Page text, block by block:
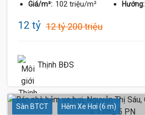
Giá/m²: 102 triệu/m² Hướng:
12 tỷ 12 tỷ 200 triệu
Thịnh BĐS
Sàn BTCT Hẻm Xe Hơi (6 m)